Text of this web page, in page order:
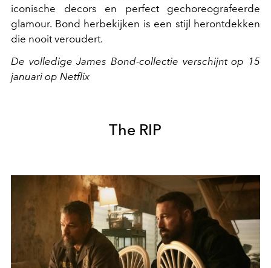
iconische decors en perfect gechoreografeerde
glamour. Bond herbekijken is een stijl herontdekken
die nooit veroudert.
De volledige James Bond-collectie verschijnt op 15
januari op Netflix
The RIP